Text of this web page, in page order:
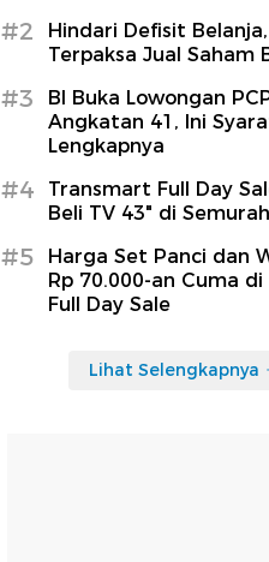
#2
Hindari Defisit
Terpaksa Jual Saham
#3
BI Buka Lowongan
Angkatan 41, Ini
Lengkapnya
#4
Transmart Full Day
Beli TV 43" di
#5
Harga Set Panci dan
Rp 70.000-an Cuma
Full Day Sale
Lihat Selengkapnya